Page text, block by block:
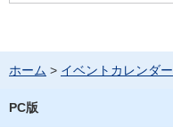
ホーム > イベントカレンダー
PC版